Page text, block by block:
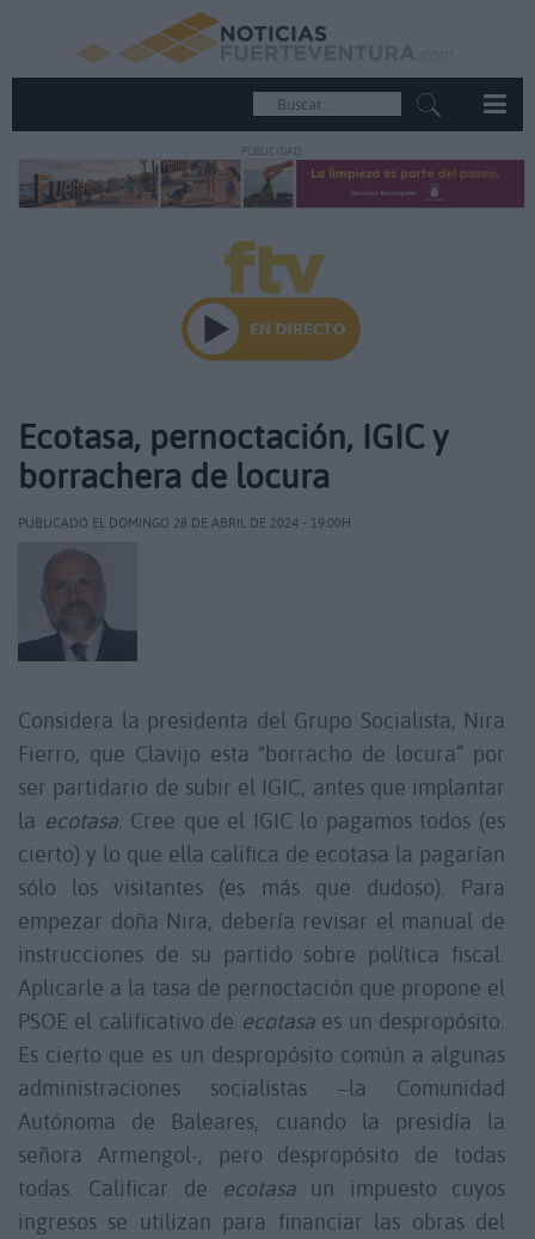
PUBLICIDAD
Ecotasa, pernoctación, IGIC y
borrachera de locura
PUBLICADO EL DOMINGO 28 DE ABRIL DE 2024 - 19:00H
Considera la presidenta del Grupo Socialista, Nira
Fierro, que Clavijo esta “borracho de locura” por
ser partidario de subir el IGIC, antes que implantar
la ecotasa. Cree que el IGIC lo pagamos todos (es
cierto) y lo que ella califica de ecotasa la pagarían
sólo los visitantes (es más que dudoso). Para
empezar doña Nira, debería revisar el manual de
instrucciones de su partido sobre política fiscal.
Aplicarle a la tasa de pernoctación que propone el
PSOE el calificativo de ecotasaes un despropósito.
Es cierto que es un despropósito común a algunas
administraciones socialistas –la Comunidad
Autónoma de Baleares, cuando la presidía la
señora Armengol-, pero despropósito de todas
todas. Calificar de ecotasa un impuesto cuyos
ingresos se utilizan para financiar las obras del